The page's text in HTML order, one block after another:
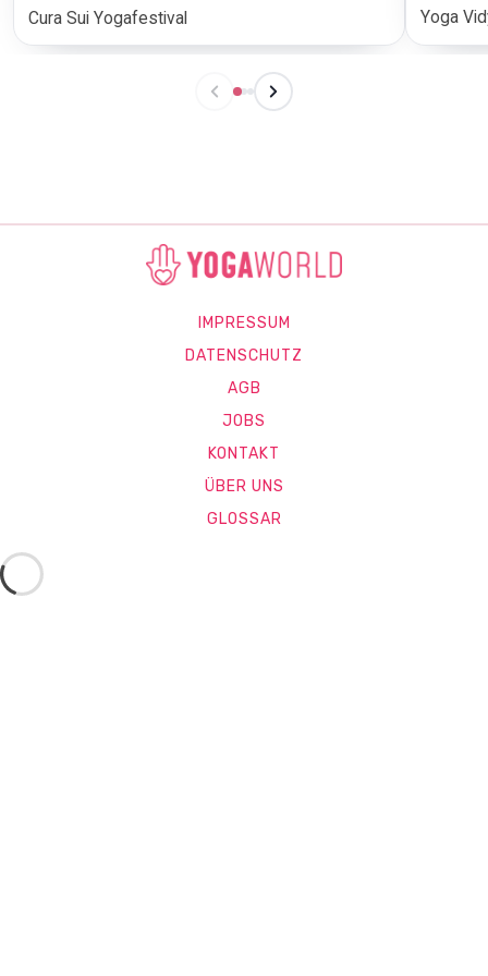
Cura Sui Yogafestival Yoga
IMPRESSUM
DATENSCHUTZ
AGB
JOBS
KONTAKT
ÜBER UNS
GLOSSAR